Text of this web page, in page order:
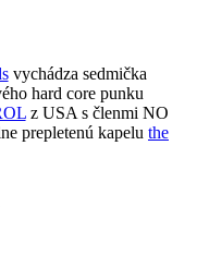
vychádza sedmička
hard core punku
z USA s členmi NO
prepletenú kapelu the